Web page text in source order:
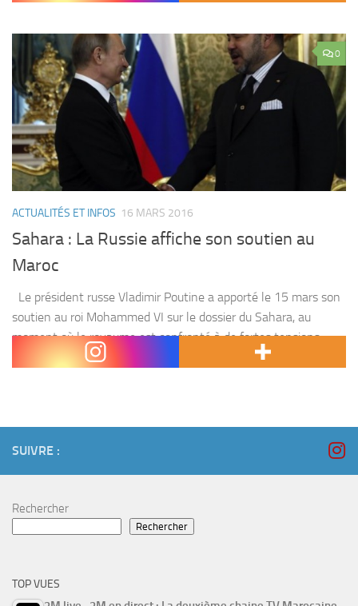
0
ACTUALITÉS ET INFOS 16 MARS 2016
Sahara : La Russie affiche son soutien au
Maroc
Le président russe Vladimir Poutine a apporté le 15 mars son
soutien au roi Mohammed VI sur le dossier du Sahara, au
moment où le royaume est confronté à de fortes tensions
SUIVRE :
Rechercher
Rechercher
TOP VUES